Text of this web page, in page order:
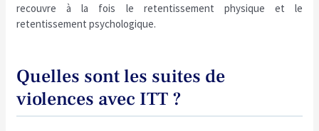
recouvre à la fois le retentissement physique et le
retentissement psychologique.
Quelles sont les suites de
violences avec ITT ?